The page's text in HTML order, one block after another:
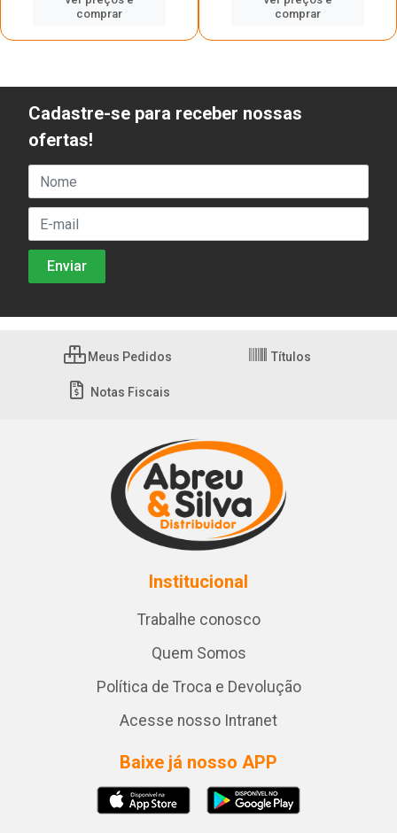
comprar
comprar
Cadastre-se para receber nossas
ofertas!
Meus Pedidos Títulos
Notas Fiscais
Institucional
Trabalhe conosco
Quem Somos
Política de Troca e Devolução
Acesse nosso Intranet
Baixe já nosso APP